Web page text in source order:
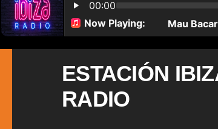
ESTACIÓN
RADIO